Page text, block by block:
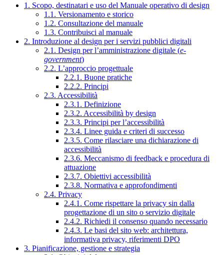
1. Scopo, destinatari e uso del Manuale operativo di design
1.1. Versionamento e storico
1.2. Consultazione del manuale
1.3. Contribuisci al manuale
2. Introduzione al design per i servizi pubblici digitali
2.1. Design per l’amministrazione digitale (e-
government)
2.2. L’approccio progettuale
2.2.1. Buone pratiche
2.2.2. Principi
2.3. Accessibilità
2.3.1. Definizione
2.3.2. Accessibilità by design
2.3.3. Principi per l’accessibilità
2.3.4. Linee guida e criteri di successo
2.3.5. Come rilasciare una dichiarazione di
accessibilità
2.3.6. Meccanismo di feedback e procedura di
attuazione
2.3.7. Obiettivi accessibilità
2.3.8. Normativa e approfondimenti
2.4. Privacy
2.4.1. Come rispettare la privacy sin dalla
progettazione di un sito o servizio digitale
2.4.2. Richiedi il consenso quando necessario
2.4.3. Le basi del sito web: architettura,
informativa privacy, riferimenti DPO
3. Pianificazione, gestione e strategia